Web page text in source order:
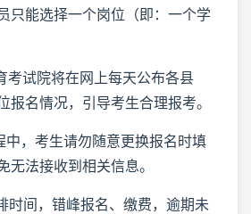
只能选择一个岗位（即：一个学
考试院将在网上每天公布各县
报名情况，引导考生合理报考。
中，考生请勿随意更换报名时填
无法接收到相关信息。
时间，错峰报名、缴费，逾期未